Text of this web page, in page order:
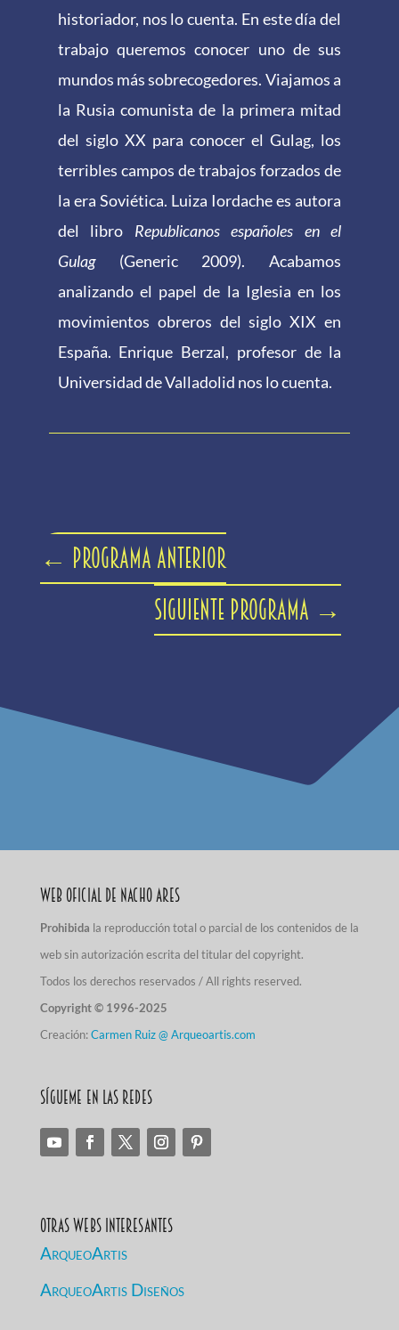
historiador, nos lo cuenta. En este día del
trabajo queremos conocer uno de sus
mundos más sobrecogedores. Viajamos a
la Rusia comunista de la primera mitad
del siglo XX para conocer el Gulag, los
terribles campos de trabajos forzados de
la era Soviética. Luiza Iordache es autora
del libro
Republicanos españoles en el
Gulag
(Generic 2009). Acabamos
analizando el papel de la Iglesia en los
movimientos obreros del siglo XIX en
España. Enrique Berzal, profesor de la
Universidad de Valladolid nos lo cuenta.
← Programa anterior
Siguiente programa →
Web Oficial de Nacho Ares
Prohibida la reproducción total o parcial de los contenidos de la
web sin autorización escrita del titular del copyright.
Todos los derechos reservados / All rights reserved.
Copyright © 1996-2025
Creación:Carmen Ruiz @ Arqueoartis.com
Sígueme en las redes
Otras Webs Interesantes
ArqueoArtis
ArqueoArtis Diseños